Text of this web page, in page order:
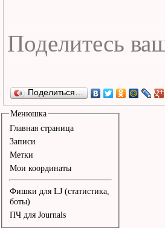
Поделиться…
Менюшка
Главная страница
Записи
Метки
Мои координаты
Фишки для LJ (статистика,
боты)
ПЧ для Journals